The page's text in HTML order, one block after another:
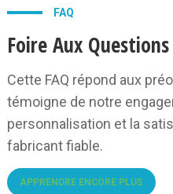
FAQ
Foire Aux Questions
Cette FAQ répond aux
témoigne de notre
personnalisation et la
fabricant fiable.
APPRENDRE ENCORE PLUS